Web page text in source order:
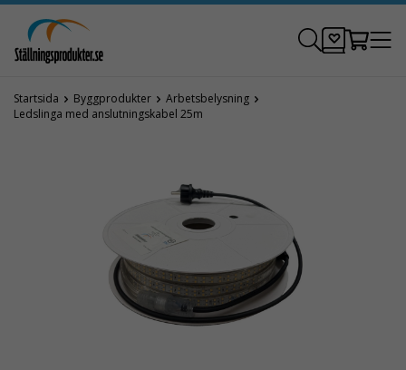
Startsida Byggprodukter
Arbetsbelysning
Ledslinga med anslutningskabel 25m